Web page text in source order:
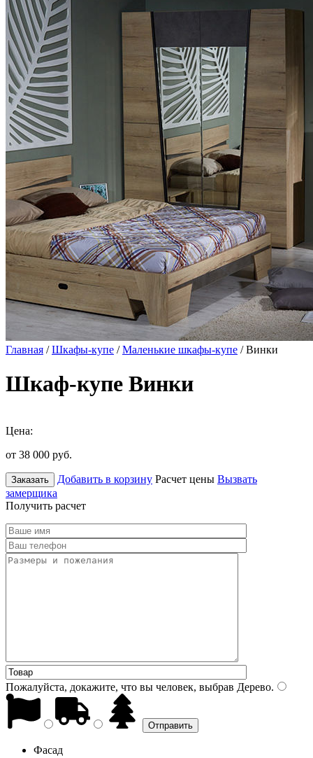
Главная /Шкафы-купе /Маленькие шкафы-купе / Винки
Шкаф-купе Винки
Цена:
от 38 000 руб.
Заказать Добавить в корзину Расчет цены Вызвать
замерщика
Получить расчет
Пожалуйста, докажите, что вы человек, выбрав Дерево.
Фасад